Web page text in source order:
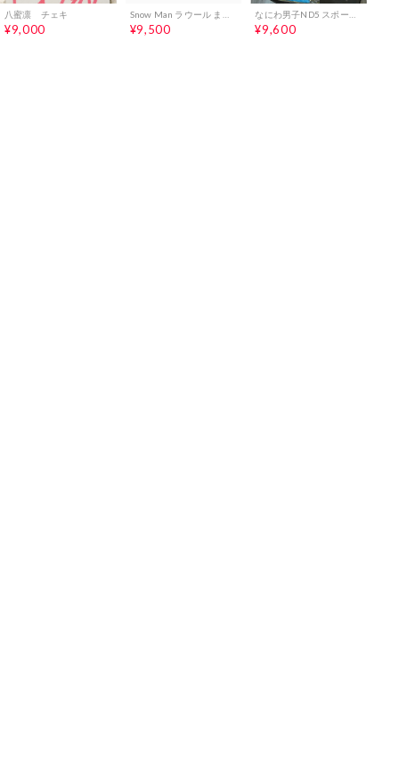
八蜜凛 チェキ
¥9,000 ¥9,500 ¥9,600